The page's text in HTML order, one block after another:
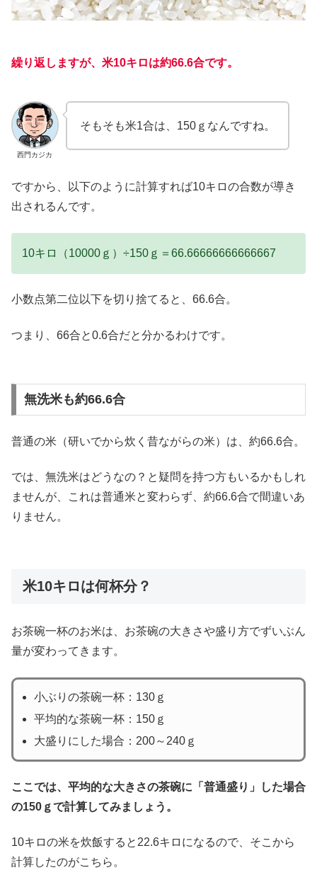
繰り返しますが、米10キロは約66.6合です。
西門カジカ
そもそも米1合は、150ｇなんですね。
ですから、以下のように計算すれば10キロの合数が導き
出されるんです。
10キロ（10000ｇ）÷150ｇ＝66.66666666666667
小数点第二位以下を切り捨てると、66.6合。
つまり、66合と0.6合だと分かるわけです。
無洗米も約66.6合
普通の米（研いでから炊く昔ながらの米）は、約66.6合。
では、無洗米はどうなの？と疑問を持つ方もいるかもしれ
ませんが、これは普通米と変わらず、約66.6合で間違いあ
りません。
米10キロは何杯分？
お茶碗一杯のお米は、お茶碗の大きさや盛り方でずいぶん
量が変わってきます。
小ぶりの茶碗一杯：130ｇ
平均的な茶碗一杯：150ｇ
大盛りにした場合：200～240ｇ
ここでは、平均的な大きさの茶碗に「普通盛り」した場合
の150ｇで計算してみましょう。
10キロの米を炊飯すると22.6キロになるので、そこから
計算したのがこちら。